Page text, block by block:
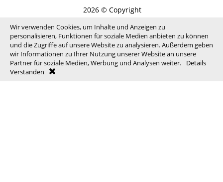
2026 © Copyright
Wir verwenden Cookies, um Inhalte und Anzeigen zu
personalisieren, Funktionen für soziale Medien anbieten zu können
und die Zugriffe auf unsere Website zu analysieren. Außerdem geben
wir Informationen zu Ihrer Nutzung unserer Website an unsere
Partner für soziale Medien, Werbung und Analysen weiter.
Details
Verstanden